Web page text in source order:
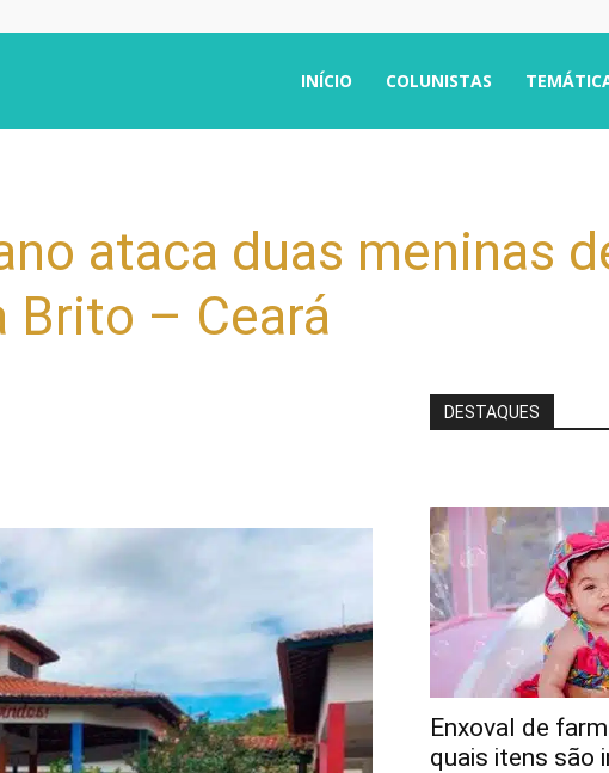
INÍCIO COLUNISTAS
ataca duas meninas
Brito – Ceará
DESTAQUES
Enxoval de
quais itens são